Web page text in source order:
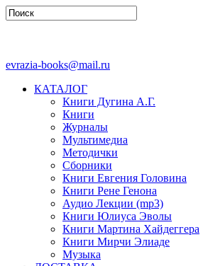
evrazia-books@mail.ru
КАТАЛОГ
Книги Дугина А.Г.
Книги
Журналы
Мультимедиа
Методички
Сборники
Книги Евгения Головина
Книги Рене Генона
Аудио Лекции (mp3)
Книги Юлиуса Эволы
Книги Мартина Хайдеггера
Книги Мирчи Элиаде
Музыка